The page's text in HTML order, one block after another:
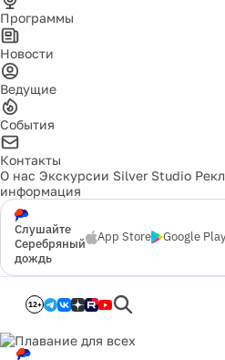
Программы
Новости
Ведущие
События
Контакты
О нас Экскурсии Silver Studio
информация
Слушайте
Серебряный
дождь
App Store Google Play
12+